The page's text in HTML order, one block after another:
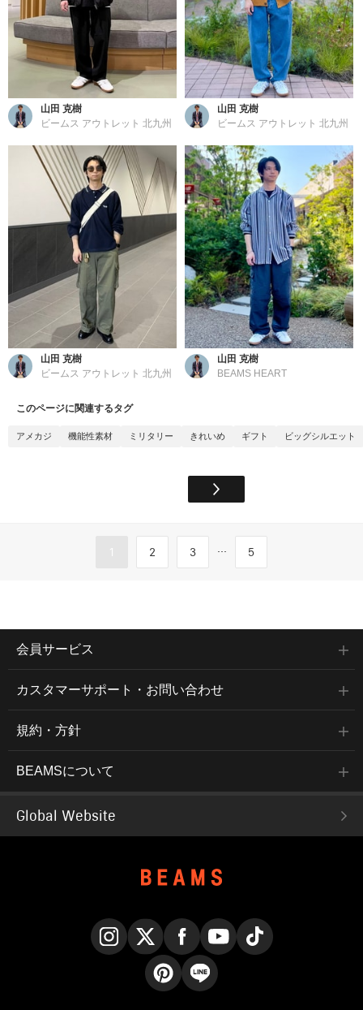
山田 克樹
ビームス アウトレット 北九州
山田 克樹
ビームス アウトレット 北九州
山田 克樹
ビームス アウトレット 北九州
山田 克樹
BEAMS HEART
このページに関連するタグ
アメカジ 機能性素材 ミリタリー きれいめ ギフト ビッグシルエット
1 2 3 ... 5
会員サービス
カスタマーサポート・お問い合わせ
規約・方針
BEAMSについて
Global Website